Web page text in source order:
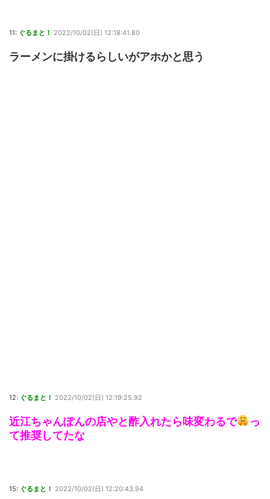
11: ぐるまと！ 2022/10/02(日) 12:18:41.80
ラーメンに掛けるらしいがアホかと思う
12: ぐるまと！ 2022/10/02(日) 12:19:25.92
近江ちゃんぽんの店やと酢入れたら味変わるで
っ
て推奨してたな
15: ぐるまと！ 2022/10/02(日) 12:20:43.94